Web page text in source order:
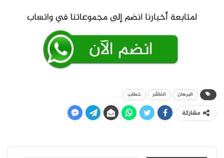
البرهان الفاشر خطاب
مشاركة